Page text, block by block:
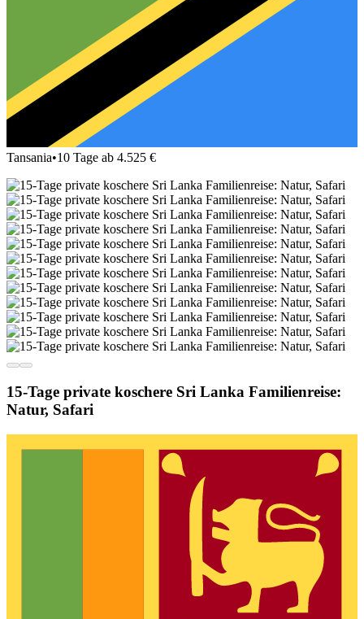
Tansania•10 Tage ab 4.525 €
15-Tage private koschere Sri Lanka Familienreise:
Natur, Safari